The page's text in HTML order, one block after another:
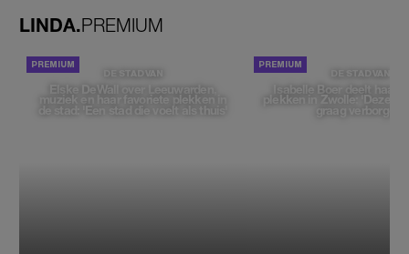
LINDA.PREMIUM
DE STAD VAN
Elske DeWall over Leeuwarden,
muziek en haar favoriete plekken in
de stad: 'Een stad die voelt als thuis'
DE STAD VAN
Isabelle Boer deelt haar
plekken in Zwolle: 'Deze
graag verborgen'